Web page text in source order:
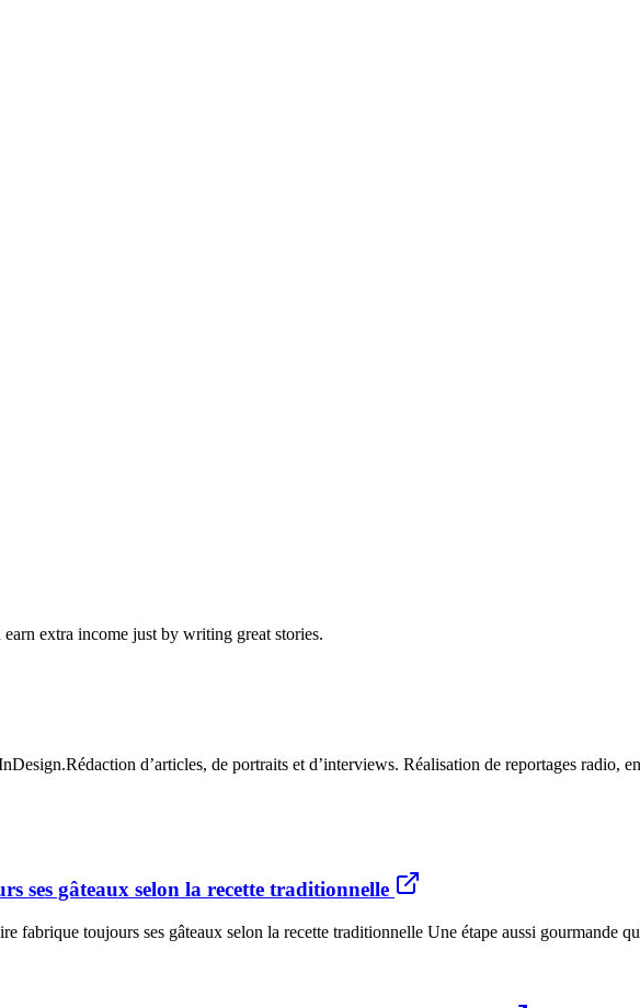
extra income just by writing great stories.
d’articles, de portraits et d’interviews. Réalisation de reportages radio,
ses gâteaux selon la recette traditionnelle
fabrique toujours ses gâteaux selon la recette traditionnelle Une étape aussi gourmande